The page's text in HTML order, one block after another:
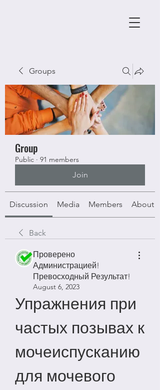
Groups
Group
Public · 91 members
Join
Discussion Media Members About
Back
Проверено
Администрацией!
Превосходный Результат!
August 6, 2023
Упражнения при
частых позывах к
мочеиспусканию
для мочевого